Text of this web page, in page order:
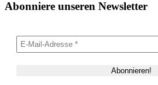
Abonniere unseren Newsletter